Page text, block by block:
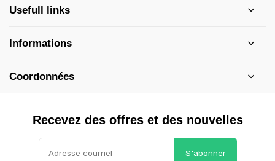
Usefull links
Informations
Coordonnées
Recevez des offres et des nouvelles
S'abonner